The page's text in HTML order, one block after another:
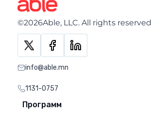
©2026Able, LLC. All rights reserved
info@able.mn
1131-0757
Программ